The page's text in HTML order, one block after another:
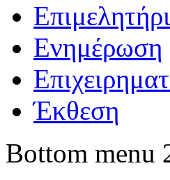
Ενημέρωση
Έκθεση
Bottom menu